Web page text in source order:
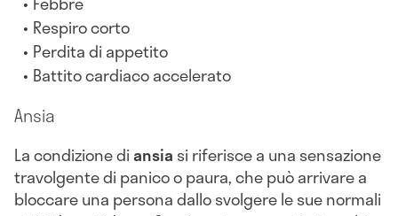
Respiro corto
Perdita di appetito
Battito cardiaco accelerato
Ansia
La condizione diansia si riferisce a una sensazione
travolgente di panico o paura, che può arrivare a
bloccare una persona dallo svolgere le sue normali